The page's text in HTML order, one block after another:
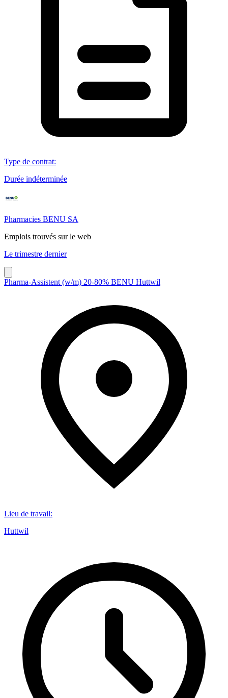
Type de contrat:
Durée indéterminée
Pharmacies BENU SA
Emplois trouvés sur le web
Le trimestre dernier
Pharma-Assistent (w/m) 20-80% BENU Huttwil
Lieu de travail:
Huttwil